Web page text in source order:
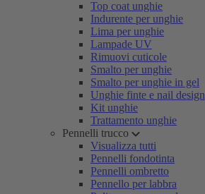
Top coat unghie
Indurente per unghie
Lima per unghie
Lampade UV
Rimuovi cuticole
Smalto per unghie
Smalto per unghie in gel
Unghie finte e nail design
Kit unghie
Trattamento unghie
Pennelli trucco
Visualizza tutti
Pennelli fondotinta
Pennelli ombretto
Pennello per labbra